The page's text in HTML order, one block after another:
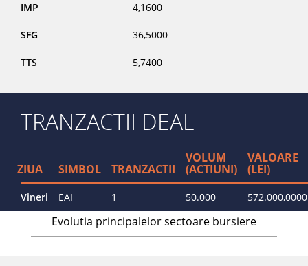
IMP 4,1600
SFG 36,5000
TTS 5,7400
TRANZACTII DEAL
ZIUA SIMBOL TRANZACTII
VOLUM
(ACTIUNI)
VALOARE
(LEI)
Vineri EAI 1 50.000 572.000,0000
Evolutia principalelor sectoare bursiere